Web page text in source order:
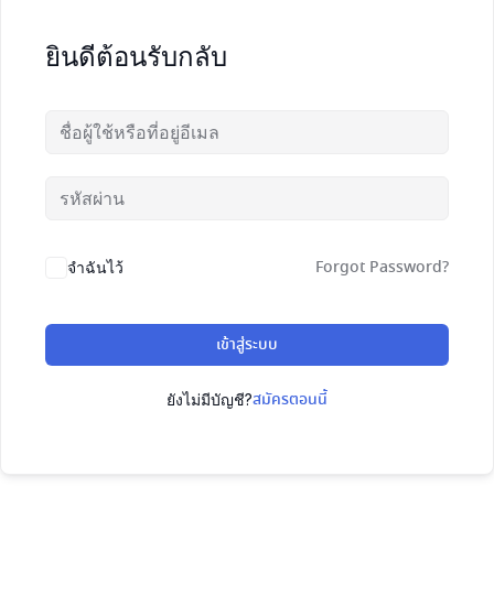
ยินดีต้อนรับกลับ
จำฉันไว้ Forgot Password?
เข้าสู่ระบบ
ยังไม่มีบัญชี?สมัครตอนนี้